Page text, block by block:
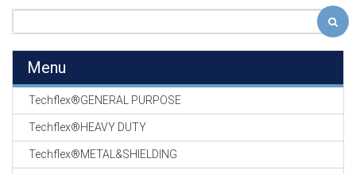
Menu
Techflex®GENERAL PURPOSE
Techflex®HEAVY DUTY
Techflex®METAL&SHIELDING